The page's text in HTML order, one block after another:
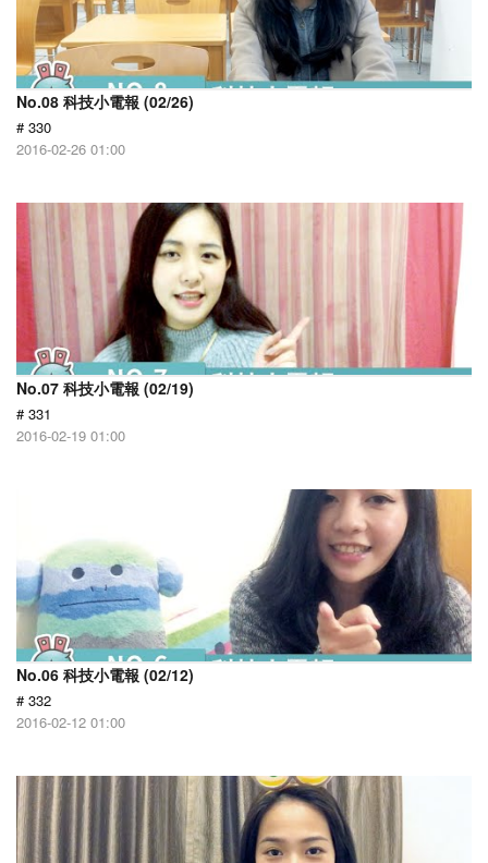
No.08 科技小電報 (02/26)
# 330
2016-02-26 01:00
No.07 科技小電報 (02/19)
# 331
2016-02-19 01:00
No.06 科技小電報 (02/12)
# 332
2016-02-12 01:00